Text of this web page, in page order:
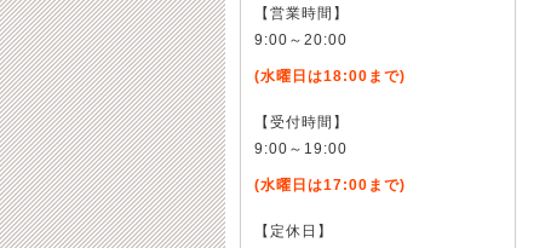
【営業時間】
9:00～20:00
(水曜日は18:00まで)
【受付時間】
9:00～19:00
(水曜日は17:00まで)
【定休日】